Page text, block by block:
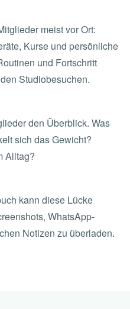
meist vor Ort:
Kurse und persönliche
und Fortschritt
Studiobesuchen.
den Überblick. Was
sich das Gewicht?
Alltag?
kann diese Lücke
WhatsApp-
Notizen zu überladen.